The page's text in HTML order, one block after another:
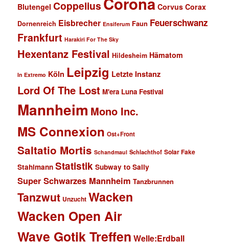
Blutengel Coppelius Corvus Corax
Dornenreich Eisbrecher Ensiferum Faun Feuerschwanz
Frankfurt Harakiri For The Sky
Hexentanz Festival Hildesheim Hämatom
In Extremo Köln Leipzig Letzte Instanz
Lord Of The Lost M'era Luna Festival
Mannheim Mono Inc.
MS Connexion Ost+Front
Saltatio Mortis Schandmaul Schlachthof Solar Fake
Stahlmann Statistik Subway to Sally
Super Schwarzes Mannheim Tanzbrunnen
Tanzwut Unzucht Wacken
Wacken Open Air
Wave Gotik Treffen Welle:Erdball